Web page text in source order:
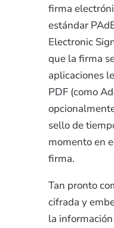
firma
estándar
Electronic
que la firma
aplicaciones
PDF (como
sello de
momento en
firma.
Tan pronto
cifrada y
la